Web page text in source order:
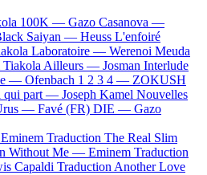
100K — Gazo Casanova —
Saiyan — Heuss L'enfoiré
Laboratoire — Werenoi Meuda
Ailleurs — Josman Interlude
— Ofenbach 1 2 3 4 — ZOKUSH
qui part — Joseph Kamel Nouvelles
— Favé (FR) DIE — Gazo
Eminem Traduction The Real Slim
Without Me — Eminem Traduction
Capaldi Traduction Another Love